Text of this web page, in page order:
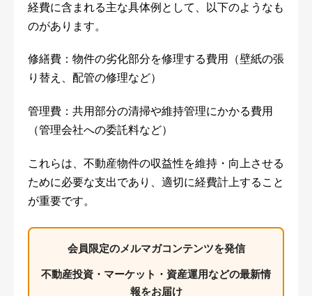
経費に含まれる主な具体例として、以下のようなも
のがあります。
修繕費：物件の劣化部分を修理する費用（壁紙の張
り替え、配管の修理など）
管理費：共用部分の清掃や維持管理にかかる費用
（管理会社への委託料など）
これらは、不動産物件の収益性を維持・向上させる
ために必要な支出であり、適切に経費計上すること
が重要です。
会員限定のメルマガコンテンツを発信
不動産投資・マーケット・資産運用などの最新情
報をお届け